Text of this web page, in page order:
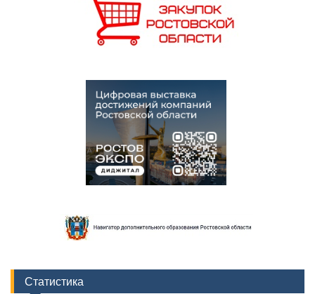
Статистика